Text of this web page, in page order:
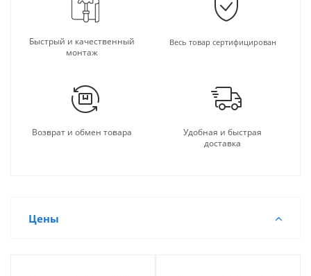
Быстрый и качественный
монтаж
Весь товар сертифицирован
Возврат и обмен товара
Удобная и быстрая
доставка
Цены